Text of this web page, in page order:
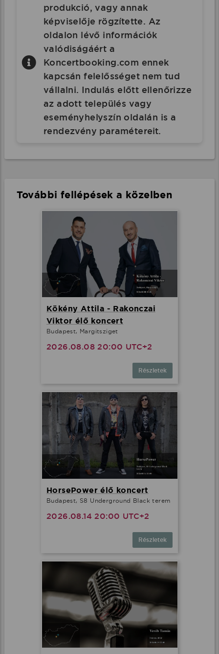
produkció, vagy annak
képviselője rögzítette. Az
oldalon lévő információk
valódiságáért a
Koncertbooking.com ennek
kapcsán felelősséget nem tud
vállalni. Indulás előtt ellenőrizze
az adott település vagy
eseményhelyszín oldalán is a
rendezvény paramétereit.
További fellépések a közelben
Kökény Attila - Rakonczai
Viktor élő koncert
Budapest, Margitsziget
2026.08.08 20:00 UTC+2
Részletek
HorsePower élő koncert
Budapest, S8 Underground Black terem
2026.08.14 20:00 UTC+2
Részletek